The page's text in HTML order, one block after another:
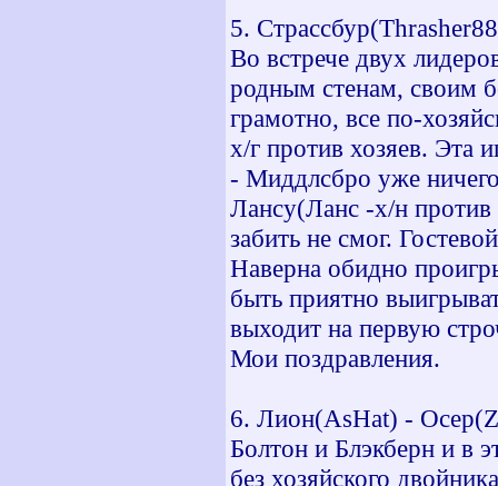
5.
Во встрече двух
родным стенам, своим
грамотно, все по-
х/г против хозяев. Эта
- Миддлсбро уже
Лансу(Ланс -х/н против
забить не смог.
Наверна обидно
быть приятно
выходит на первую
Мои поздравления.
6. Лион(AsHat) -
Болтон и Блэкберн и в
без хозяйского